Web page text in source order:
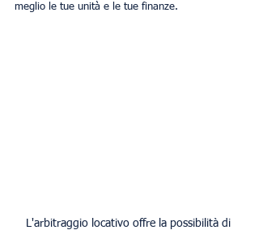
meglio le tue unità e le tue finanze.
L'arbitraggio locativo offre la possibilità di